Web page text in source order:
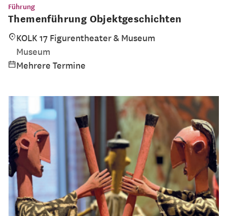
Führung
Themenführung Objektgeschichten
KOLK 17 Figurentheater & Museum
Museum
Mehrere Termine